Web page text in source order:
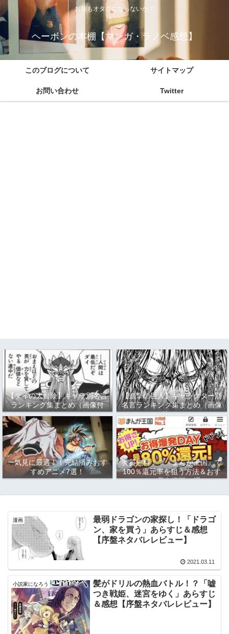
お前もオタクにならないか？
ヘーボンの本棚【マンガ・ラノベ感想】
このブログについて サイトマップ
お問い合わせ Twitter
【ダイの大冒険】キャラ別名言
ランキング集まとめ（画像付
き）
【進撃の巨人】キャラクター別
名言ランキング集まとめ（画像
付き）
一気見に最適！！完結済みおす
すめアニメ7選！
実質無料！？『まんが王国』で
100％還元率を狙う方法＆おす
すめ長寿漫画10選
漫画
最弱ドラゴンの家探し！「ドラゴ
ン、家を買う」あらすじ＆感想
【序盤ネタバレレビュー】
2021.03.11
小説家になろう
髪がドリルの熱血バトル！？「嘘
つき戦姫、迷宮をゆく」あらすじ
＆感想【序盤ネタバレレビュー】